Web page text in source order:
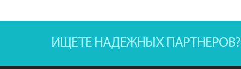
ИЩЕТЕ НАДЕЖНЫХ ПАРТНЕРОВ?